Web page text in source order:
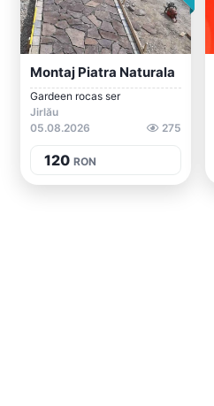
Montaj Piatra Naturala
Gardeen rocas ser
Jirlău
05.08.2026
275
120 RON